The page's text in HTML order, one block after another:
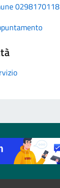
0298170118